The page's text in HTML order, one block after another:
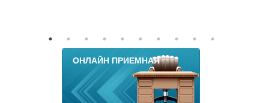
ОНЛАЙН ПРИЕМНАЯ